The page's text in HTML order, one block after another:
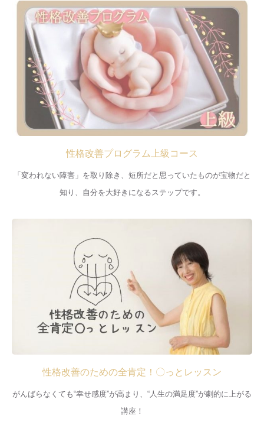
性格改善プログラム上級コース
「変われない障害」を取り除き、短所だと思っていたものが宝物だと
知り、自分を大好きになるステップです。
性格改善のための全肯定！〇っとレッスン
がんばらなくても“幸せ感度”が高まり、“人生の満足度”が劇的に上がる
講座！